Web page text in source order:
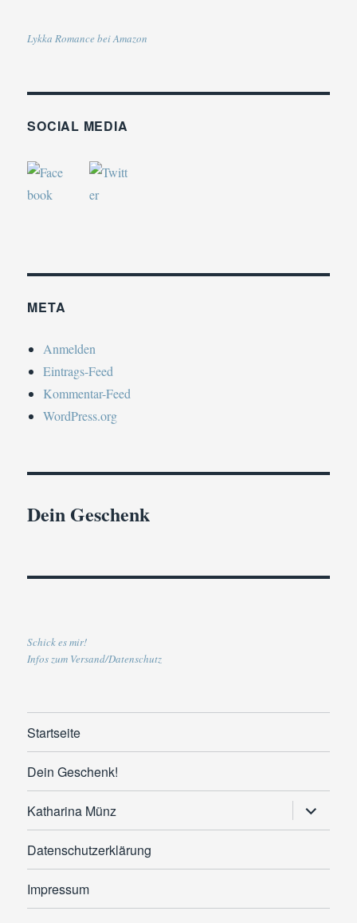
Lykka Romance bei Amazon
SOCIAL MEDIA
META
Anmelden
Eintrags-Feed
Kommentar-Feed
WordPress.org
Dein Geschenk
Schick es mir!
Infos zum Versand/Datenschutz
Startseite
Dein Geschenk!
Katharina Münz
anzeigen
Datenschutzerklärung
Impressum